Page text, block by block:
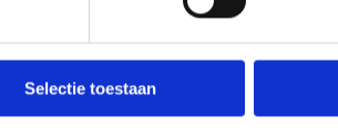
Selectie toestaan